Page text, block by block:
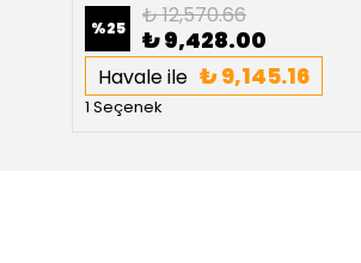
%25 ₺ 12,570.66
₺ 9,428.00
Havale ile ₺ 9,145.16
1 Seçenek